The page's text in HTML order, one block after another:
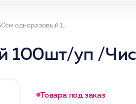
100шт/уп /
Товара под заказ